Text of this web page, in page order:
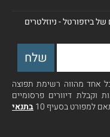
ביזפורטל - ניוזלטרים
אחד מהווה רשימת תפוצה
וקבלת דיוורים פרסומיים
למפורט בסעיף 10
בתנאי